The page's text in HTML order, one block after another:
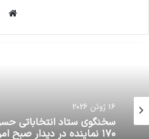
16 ژوئن 2026
سخنگوی ستاد انتخاباتی
۱۷۰ نماینده در دیدار